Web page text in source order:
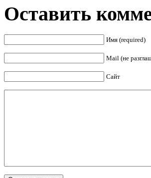
Оставить
Имя (required)
Mail (не
Сайт